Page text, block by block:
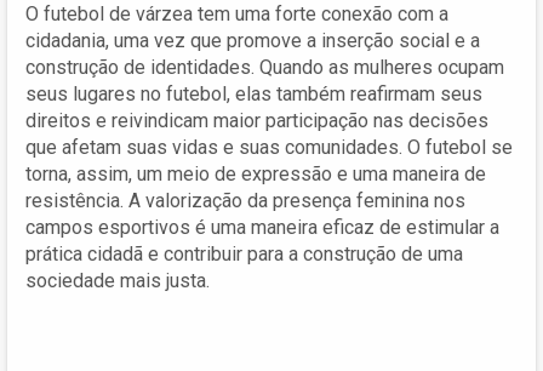
O futebol de várzea tem uma forte conexão com a
cidadania, uma vez que promove a inserção social e a
construção de identidades. Quando as mulheres ocupam
seus lugares no futebol, elas também reafirmam seus
direitos e reivindicam maior participação nas decisões
que afetam suas vidas e suas comunidades. O futebol se
torna, assim, um meio de expressão e uma maneira de
resistência. A valorização da presença feminina nos
campos esportivos é uma maneira eficaz de estimular a
prática cidadã e contribuir para a construção de uma
sociedade mais justa.